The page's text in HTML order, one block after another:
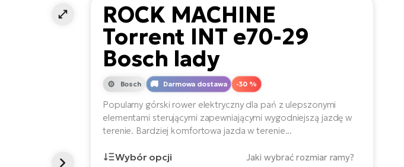
ROCK MACHINE
Torrent INT e70-29
Bosch lady
-30 %
Bosch Darmowa dostawa
Popularny górski rower elektryczny dla pań z ulepszonymi
elementami sterującymi zapewniającymi wygodniejszą jazdę w
terenie. Bardziej komfortowa jazda w terenie...
Wybór opcji Jaki wybrać rozmiar ramy?